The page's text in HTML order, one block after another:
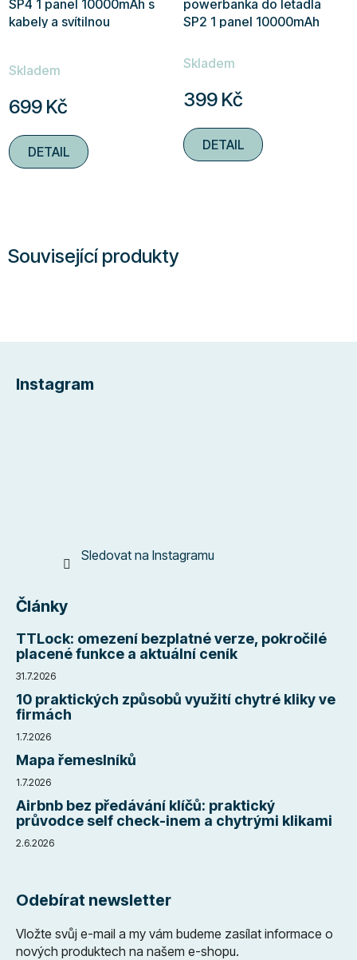
Související produkty
SP4 1 panel 10000mAh s
kabely a svítilnou
Skladem
699 Kč
DETAIL
powerbanka do letadla
SP2 1 panel 10000mAh
hodnocení
je
4,3
z
Skladem
399 Kč
DETAIL
Instagram
Sledovat na Instagramu
Články
TTLock: omezení bezplatné verze, pokročilé
placené funkce a aktuální ceník
31.7.2026
10 praktických způsobů využití chytré kliky ve
firmách
1.7.2026
Mapa řemeslníků
1.7.2026
Airbnb bez předávání klíčů: praktický
průvodce self check-inem a chytrými klikami
2.6.2026
Odebírat newsletter
Vložte svůj e-mail a my vám budeme zasílat informace o
nových produktech na našem e-shopu.